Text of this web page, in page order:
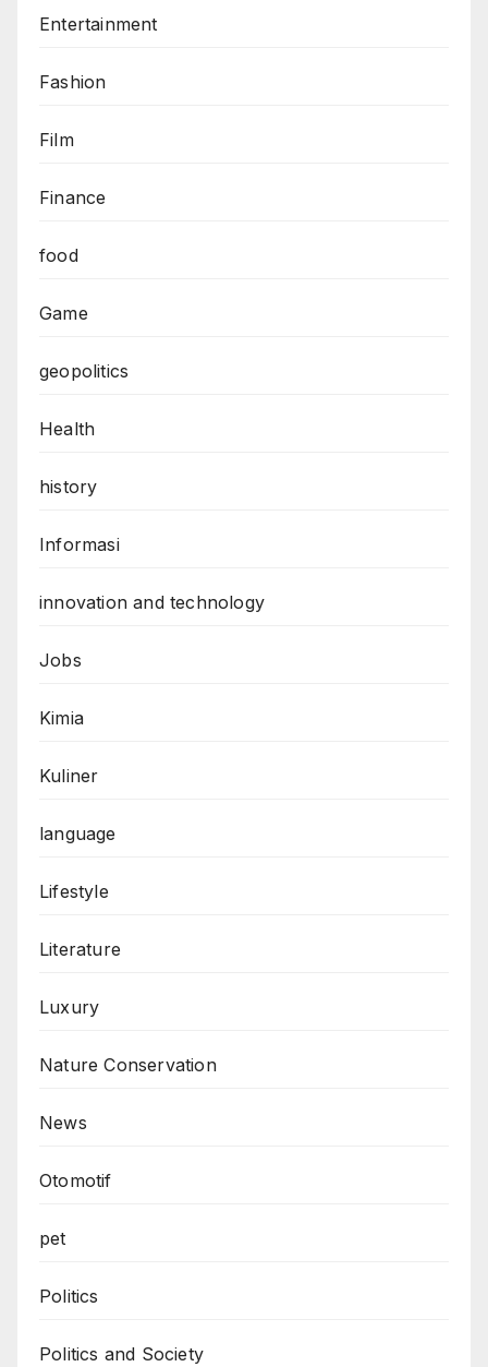
Entertainment
Fashion
Film
Finance
food
Game
geopolitics
Health
history
Informasi
innovation and technology
Jobs
Kimia
Kuliner
language
Lifestyle
Literature
Luxury
Nature Conservation
News
Otomotif
pet
Politics
Politics and Society